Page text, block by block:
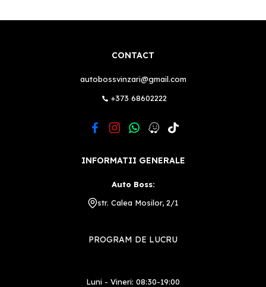
CONTACT
autobossvinzari@gmail.com
+373 68602222
INFORMATII GENERALE
Auto Boss:
str. Calea Mosilor, 2/1
PROGRAM DE LUCRU
Luni - Vineri: 08:30-19:00